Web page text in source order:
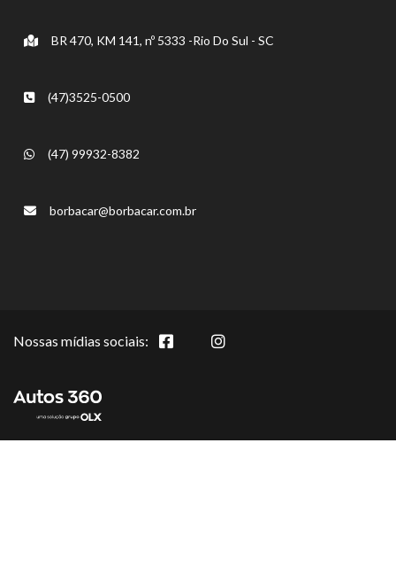
BR 470, KM 141, nº 5333 -Rio Do Sul - SC
(47)3525-0500
(47) 99932-8382
borbacar@borbacar.com.br
Nossas mídias sociais: